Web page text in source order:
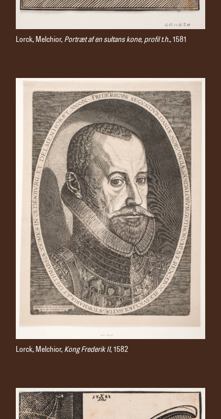
Lorck, Melchior, Portræt af en sultans kone, profil t.h., 1581
Lorck, Melchior, Kong Frederik II, 1582